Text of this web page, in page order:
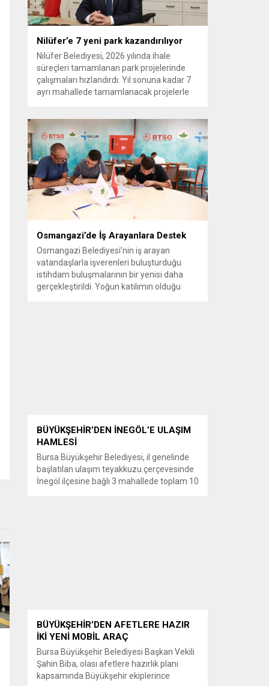
yönlendirecek şekilde sürdürüyoruz. KOBİ
OSB de...
Nilüfer’e 7 yeni park kazandırılıyor
Nilüfer Belediyesi, 2026 yılında ihale
süreçleri tamamlanan park projelerinde
çalışmaları hızlandırdı. Yıl sonuna kadar 7
ayrı mahallede tamamlanacak projelerle
Belediyesi, ilçe genelinde kişi başına düşen
yeşil alan miktarını artırmak ve
vatandaşlara yeni yaşam alanları sunmak
amacıyla yürüttüğü park çalışmalarını
sürdürüyor....
Osmangazi’de İş Arayanlara Destek
Osmangazi Belediyesi’nin iş arayan
vatandaşlarla işverenleri buluşturduğu
istihdam buluşmalarının bir yenisi daha
gerçekleştirildi. Yoğun katılımın olduğu
BÜYÜKŞEHİR’DEN İNEGÖL’E ULAŞIM
HAMLESİ
Bursa Büyükşehir Belediyesi, il genelinde
başlatılan ulaşım teyakkuzu çerçevesinde
İnegöl ilçesine bağlı 3 mahallede toplam 10
BÜYÜKŞEHİR’DEN AFETLERE HAZIR
İKİ YENİ MOBİL ARAÇ
Bursa Büyükşehir Belediyesi Başkan Vekili
Şahin Biba, olası afetlere hazırlık planı
kapsamında Büyükşehir ekiplerince